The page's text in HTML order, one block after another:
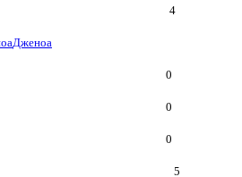
4
Дженоа
0
0
0
5